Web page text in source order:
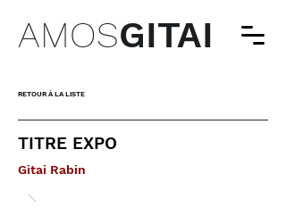
AMOSGITAI
RETOUR À LA LISTE
TITRE EXPO
Gitai Rabin